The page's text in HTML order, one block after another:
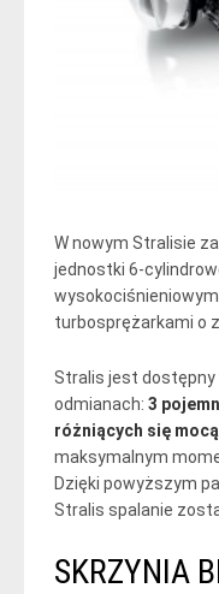
W nowym Stralisie
jednostki 6-
turbosprężarkami o
Stralis jest
odmianach: 3
różniących się mocą
maksymalnym
Dzięki powyższym
Stralis spalanie
SKRZYNIA